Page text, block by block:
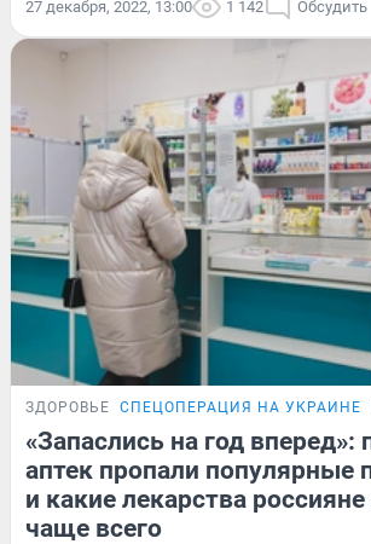
27 декабря, 2022, 13:00 1 142 Обсудить
ЗДОРОВЬЕ СПЕЦОПЕРАЦИЯ НА УКРАИНЕ
«Запаслись на год вперед»:
аптек пропали популярные
и какие лекарства
чаще всего